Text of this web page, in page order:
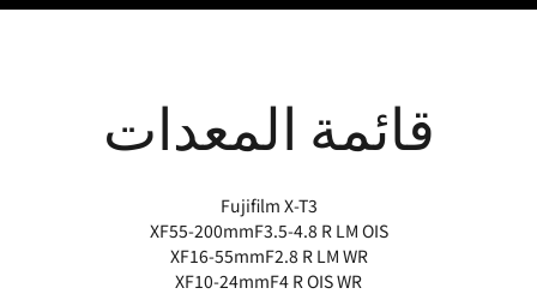
قائمة المعدات
Fujifilm X-T3
XF55-200mmF3.5-4.8 R LM OIS
XF16-55mmF2.8 R LM WR
XF10-24mmF4 R OIS WR